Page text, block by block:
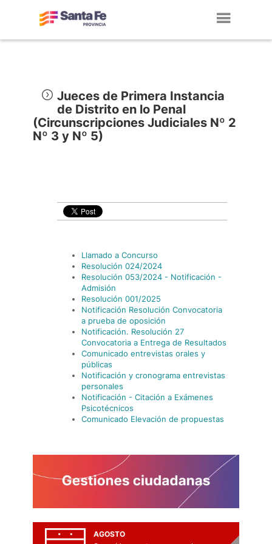
Jueces de Primera Instancia
de Distrito en lo Penal
(Circunscripciones Judiciales Nº 2
Nº 3 y Nº 5)
Llamado a Concurso
Resolución 024/2024
Resolución 053/2024 - Notificación -
Admisión
Resolución 001/2025
Notificación Resolución Convocatoria
a prueba de oposición
Notificación. Resolución 27
Convocatoria a Entrega de Resultados
Comunicado entrevistas orales y
públicas
Notificación y cronograma entrevistas
personales
Notificación - Citación a Exámenes
Psicotécnicos
Comunicado Elevación de propuestas
AGOSTO